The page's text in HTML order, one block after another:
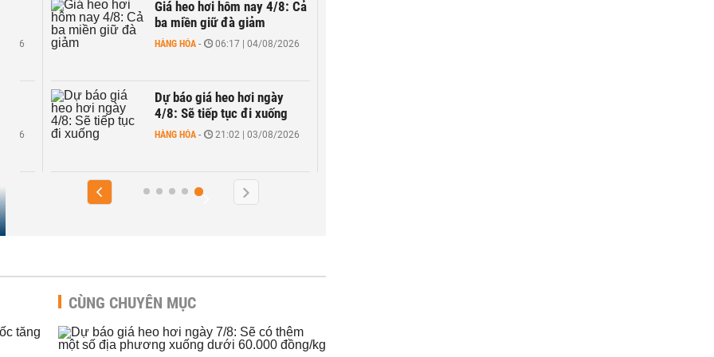
2026
2026
Giá heo hơi hôm nay 4/8: Cả
ba miền giữ đà giảm
HÀNG HÓA - 06:17 | 04/08/2026
Dự báo giá heo hơi ngày
4/8: Sẽ tiếp tục đi xuống
HÀNG HÓA - 21:02 | 03/08/2026
CÙNG CHUYÊN MỤC